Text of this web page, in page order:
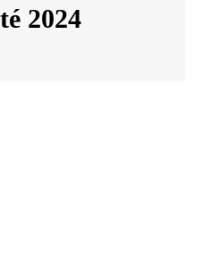
2024